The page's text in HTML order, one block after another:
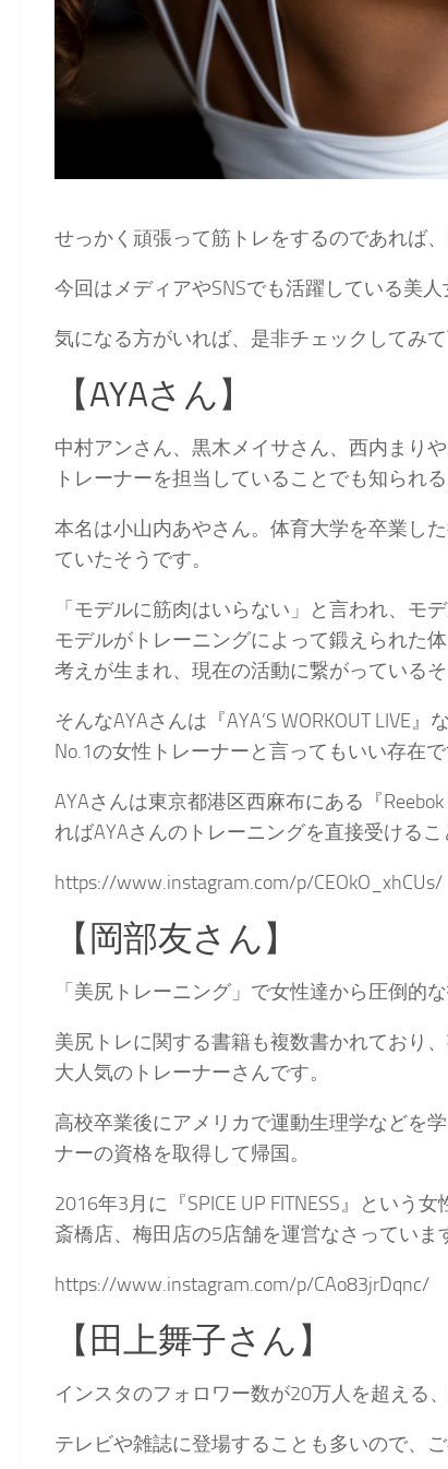
せっかく頑張って筋トレをするのであれば、
今回はメディアやSNSでも活躍している美
気になる方がいれば、是非チェックしてみて
【AYAさん】
中村アンさん、黒木メイサさん、西内まり
トレーナーを担当していることでも知られ
本名は小山内あやさん。体育大学を卒業し
ていたそうです。
「モデルに筋肉はいらない」と言われ、モ
モデルがトレーニングによって鍛えられた
考えが生まれ、現在の活動に繋がっているそ
そんなAYAさんは『AYA’S WORKOUT LIVE
No.1の女性トレーナーと言ってもいい存在で
AYAさんは東京都港区西麻布にある 『
ればAYAさんのトレーニングを直接受けるこ
https://www.instagram.com/p/CEOkO_xhCUs/
【岡部友さん】
「 美尻トレーニング 」で女性達から圧倒的
美尻トレに関する書籍も複数書かれており
大人気のトレーナーさんです。
高校卒業後にアメリカで運動生理学などを
ナーの資格を取得して帰国。
2016年3月に 『SPICE UP FITNESS』
という女
斎橋店、梅田店の5店舗を運営なさっていま
https://www.instagram.com/p/CAo83jrDqnc/
【田上舞子さん】
インスタのフォロワー数が20万人を超える
テレビや雑誌に登場することも多いので、